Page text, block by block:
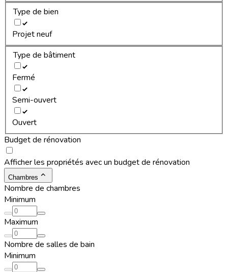
Type de bien
Projet neuf
Type de bâtiment
Fermé
Semi-ouvert
Ouvert
Budget de rénovation
Afficher les propriétés avec un budget de rénovation
Chambres
Nombre de chambres
Minimum
Maximum
Nombre de salles de bain
Minimum